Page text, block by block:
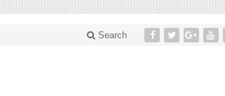
Search